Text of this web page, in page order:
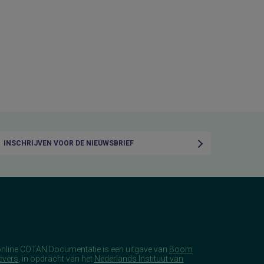
INSCHRIJVEN VOOR DE NIEUWSBRIEF
COTAN Documentatie is een uitgave van Boom
, in opdracht van het Nederlands Instituut van